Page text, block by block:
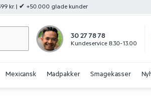
kr. | ✔ +50.000 glade kunder
30 27 78 78
Kundeservice 8.30-13.00
Mexicansk Madpakker Smagekasser